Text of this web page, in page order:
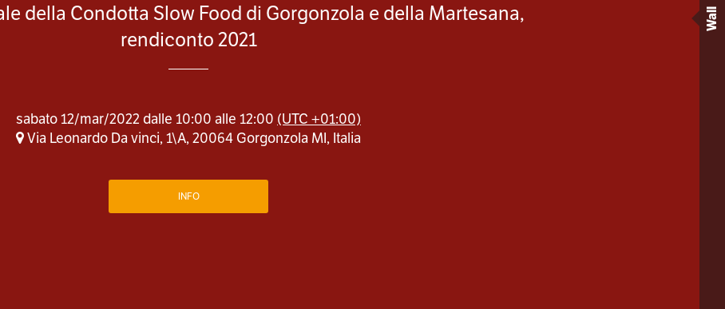
della Condotta Slow Food di Gorgonzola e della Martesana,
rendiconto 2021
sabato 12/mar/2022 dalle 10:00 alle 12:00 (UTC +01:00)
Via Leonardo Da vinci, 1\A, 20064 Gorgonzola MI, Italia
INFO
Wall